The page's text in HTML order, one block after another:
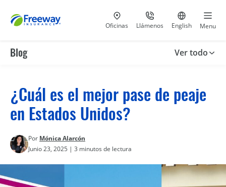
Visita nuestras
Oficinas Llámenos
al 800-441-5533
Ir al sitio
English Menu
Blog Ver todo
¿Cuál es el mejor pase de peaje
en Estados Unidos?
Por Mónica Alarcón
Junio 23, 2025 | 3 minutos de lectura